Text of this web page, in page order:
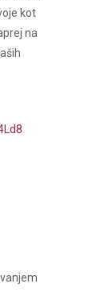
kot
na